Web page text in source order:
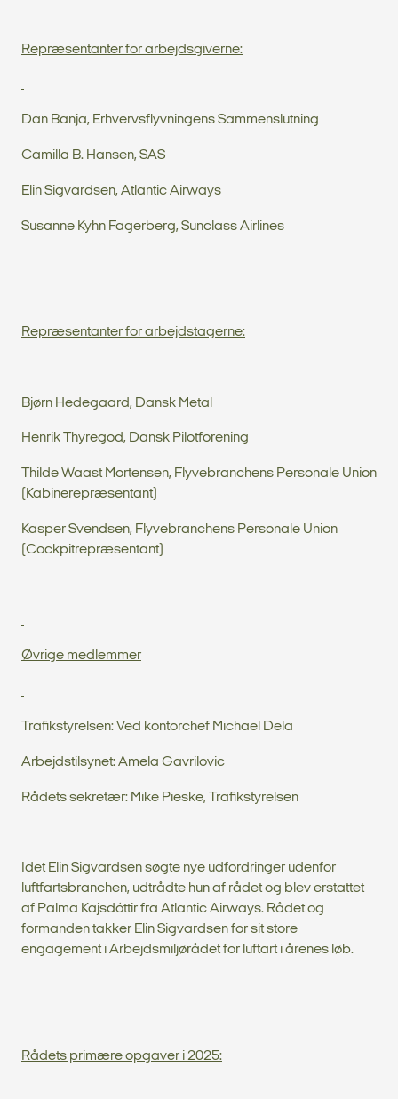
Repræsentanter for arbejdsgiverne:
Dan Banja, Erhvervsflyvningens Sammenslutning
Camilla B. Hansen, SAS
Elin Sigvardsen, Atlantic Airways
Susanne Kyhn Fagerberg, Sunclass Airlines
Repræsentanter for arbejdstagerne:
Bjørn Hedegaard, Dansk Metal
Henrik Thyregod, Dansk Pilotforening
Thilde Waast Mortensen, Flyvebranchens Personale Union
(Kabinerepræsentant)
Kasper Svendsen, Flyvebranchens Personale Union
(Cockpitrepræsentant)
Øvrige medlemmer
Trafikstyrelsen: Ved kontorchef Michael Dela
Arbejdstilsynet: Amela Gavrilovic
Rådets sekretær: Mike Pieske, Trafikstyrelsen
Idet Elin Sigvardsen søgte nye udfordringer udenfor
luftfartsbranchen, udtrådte hun af rådet og blev erstattet
af Palma Kajsdóttir fra Atlantic Airways. Rådet og
formanden takker Elin Sigvardsen for sit store
engagement i Arbejdsmiljørådet for luftart i årenes løb.
Rådets primære opgaver i 2025: